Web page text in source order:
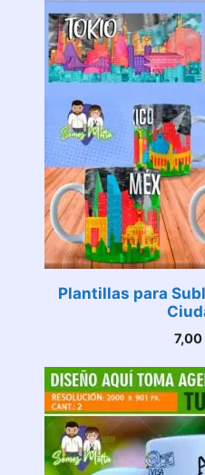
Plantillas para
7,00